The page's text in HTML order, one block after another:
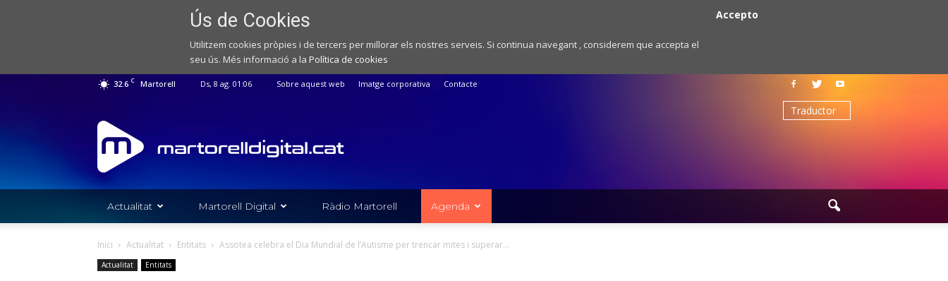
Ús de Cookies
Utilitzem cookies pròpies i de tercers per millorar els nostres serveis. Si continua navegant , considerem que accepta el
seu ús. Més informació a la Política de cookies
Accepto
32.6 C Martorell Ds, 8 ag. 01:06 Sobre aquest web Imatge corporativa Contacte
Web
de
notícies
de
l'Ajuntament
Martorell
Actualitat Martorell Digital Ràdio Martorell Agenda
Inici Actualitat Entitats Assotea celebra el Dia Mundial de l’Autisme per trencar mites i superar...
Actualitat Entitats